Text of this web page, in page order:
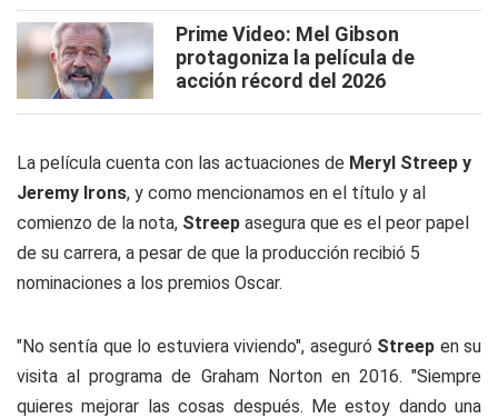
Prime Video: Mel Gibson
protagoniza la película de
acción récord del 2026
La película cuenta con las actuaciones de Meryl Streep y
Jeremy Irons, y como mencionamos en el título y al
comienzo de la nota, Streep asegura que es el peor papel
de su carrera, a pesar de que la producción recibió 5
nominaciones a los premios Oscar.
"No sentía que lo estuviera viviendo", aseguró Streep en su
visita al programa de Graham Norton en 2016. "Siempre
quieres mejorar las cosas después. Me estoy dando una